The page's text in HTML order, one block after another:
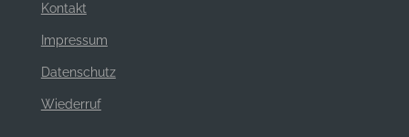
Kontakt
Impressum
Datenschutz
Wiederruf